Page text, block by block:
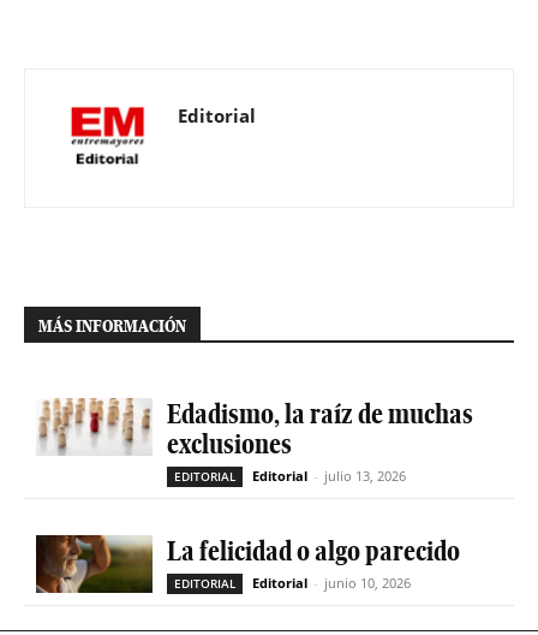
Editorial
MÁS INFORMACIÓN
Edadismo, la raíz de muchas
exclusiones
EDITORIAL Editorial - julio 13, 2026
La felicidad o algo parecido
EDITORIAL Editorial - junio 10, 2026